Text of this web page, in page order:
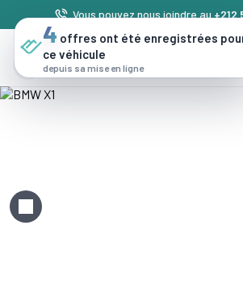
Vous pouvez nous joindre au +212
4 offres ont été enregistrées
ce véhicule
depuis sa mise en ligne